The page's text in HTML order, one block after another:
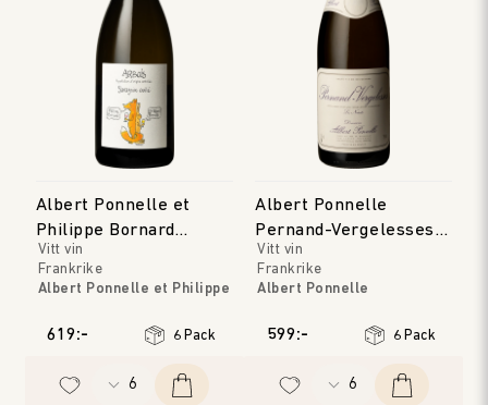
Albert Ponnelle et
Philippe Bornard
Arbois Savagnin Ouille
Vitt vin
Frankrike
Albert Ponnelle et Philippe
Årgång
619:- 6 Pack
Albert Ponnelle
Pernand-Vergelesses
Blanc 'Les Noirets'
Vitt vin
Frankrike
Albert Ponnelle
599:- 6 Pack